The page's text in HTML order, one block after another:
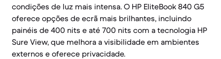
condições de luz mais intensa. O HP EliteBook 840 G5
oferece opções de ecrã mais brilhantes, incluindo
painéis de 400 nits e até 700 nits com a tecnologia HP
Sure View, que melhora a visibilidade em ambientes
externos e oferece privacidade.